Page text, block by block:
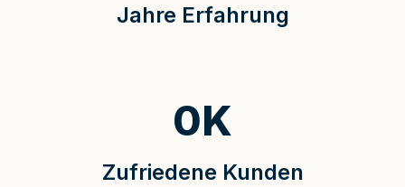
Jahre Erfahrung
Zufriedene Kunden
0K